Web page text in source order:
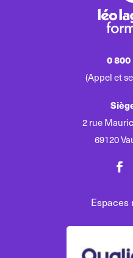
0 800
(Appel et
2 rue
69120
Espaces